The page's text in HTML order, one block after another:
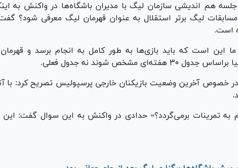
هم اندیشی سازمان لیگ با مدیران باشگاه‌ها در واکنش به
مسابقات لیگ برتر استقلال به عنوان قهرمان لیگ معرفی شود؟
است.
این است که باید بازی‌ها به طور کامل به انجام برسد و
مشخص شوند نه جدول فعلی.
خصوص آخرین وضعیت بازیکنان خارجی پرسپولیس تصریح کرد: با
تمرینات برمی‌گردد؟» حدادی در واکنش به این سوال گفت: این